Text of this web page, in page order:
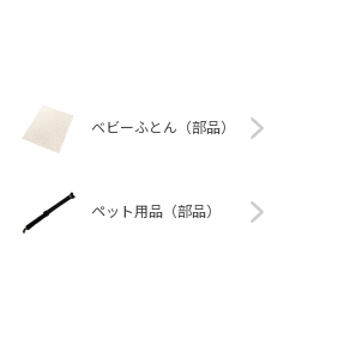
ベビーふとん（部品）
ペット用品（部品）